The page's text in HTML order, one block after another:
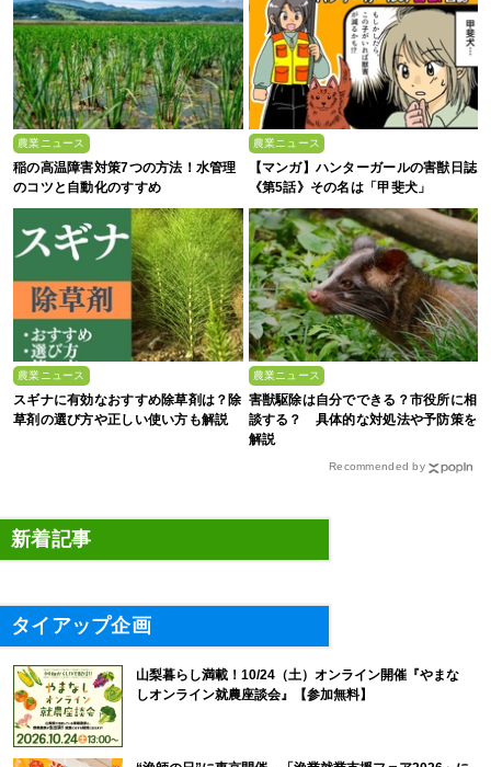
農業ニュース
稲の高温障害対策7つの方法！水管理
のコツと自動化のすすめ
農業ニュース
【マンガ】ハンターガールの害獣日誌
《第5話》その名は「甲斐犬」
農業ニュース
スギナに有効なおすすめ除草剤は？除
草剤の選び方や正しい使い方も解説
農業ニュース
害獣駆除は自分でできる？市役所に相
談する？ 具体的な対処法や予防策を
解説
Recommended by
新着記事
タイアップ企画
山梨暮らし満載！10/24（土）オンライン開催『やまな
しオンライン就農座談会』【参加無料】